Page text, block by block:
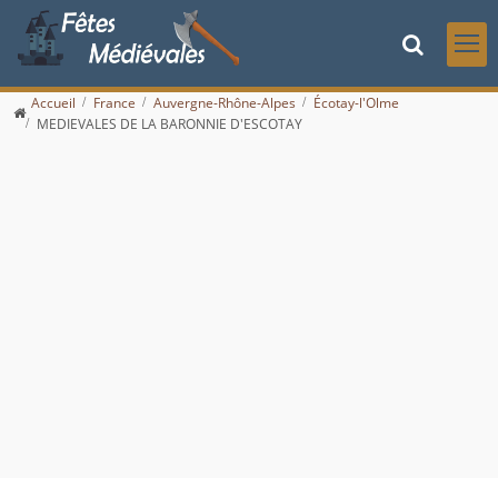
Accueil France Auvergne-Rhône-Alpes
Écotay-l'Olme
MEDIEVALES DE LA BARONNIE D'ESCOTAY